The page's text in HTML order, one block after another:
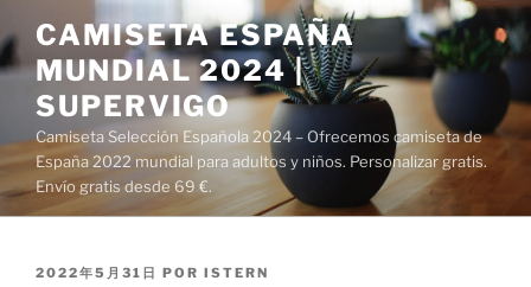
al
contenido
CAMISETA ESPAÑA
MUNDIAL 2024 |
SUPERVIGO
Camiseta Selección Española 2024 – Ofrecemos camiseta de
España 2022 mundial para adultos y niños. Personalizar gratis.
Envío gratis desde 69 €.
PUBLICADO
2022年5月31日 POR ISTERN